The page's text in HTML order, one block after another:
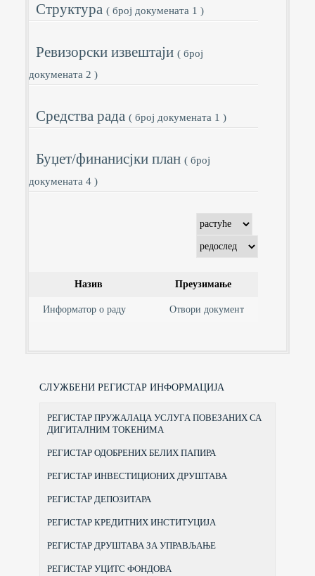
Структура ( број докумената 1 )
Ревизорски извештаји ( број
докумената 2 )
Средства рада ( број докумената 1 )
Буџет/финанисјки план ( број
докумената 4 )
Назив Преузимање
Информатор о раду Отвори документ
СЛУЖБЕНИ РЕГИСТАР ИНФОРМАЦИЈА
РЕГИСТАР ПРУЖАЛАЦА УСЛУГА ПОВЕЗАНИХ СА
ДИГИТАЛНИМ ТОКЕНИМА
РЕГИСТАР ОДОБРЕНИХ БЕЛИХ ПАПИРА
РЕГИСТАР ИНВЕСТИЦИОНИХ ДРУШТАВА
РЕГИСТАР ДЕПОЗИТАРА
РЕГИСТАР КРЕДИТНИХ ИНСТИТУЦИЈА
РЕГИСТАР ДРУШТАВА ЗА УПРАВЉАЊЕ
РЕГИСТАР УЦИТС ФОНДОВА